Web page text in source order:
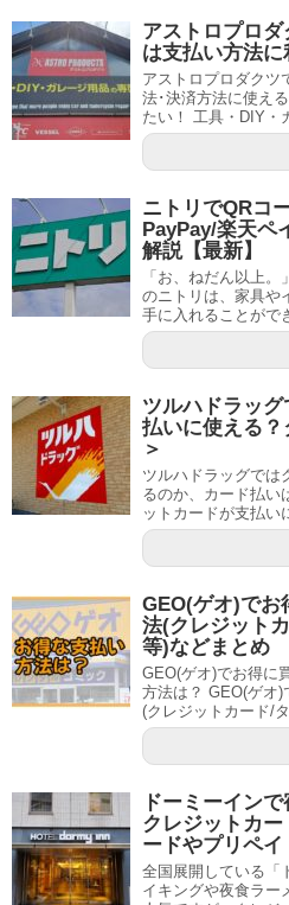
アストロプロ
は支払い方法
アストロプロダクツ
法･決済方法に使え
たい！ 工具・DIY・
ニトリでQRコ
PayPay/楽天ペ
解説【最新】
「お、ねだん以上
のニトリは、家具や
手に入れることがで
ツルハドラッ
払いに使える
＞
ツルハドラッグでは
るのか、カード払い
ットカードが支払い
GEO(ゲオ)でお
法(クレジット
等)などまとめ
GEO(ゲオ)でお得に
方法は？ GEO(ゲオ
(クレジットカード/
ドーミーイン
クレジットカ
ードやプリペ
全国展開している「
イキングや夜食ラー